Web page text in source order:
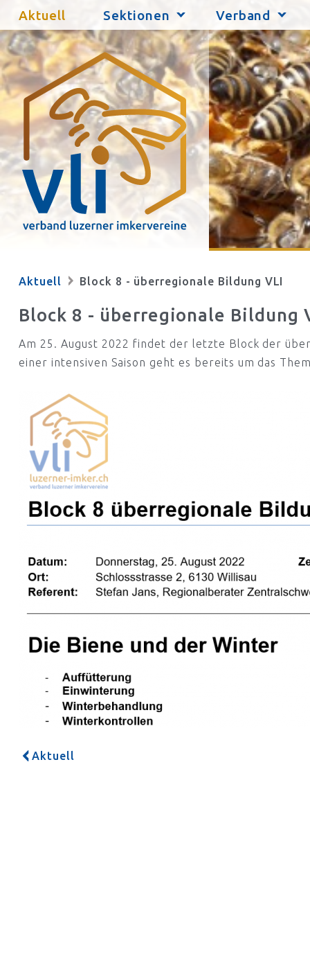
Aktuell Sektionen Verband
Aktuell Block 8 - überregionale Bildung VLI
Block 8 - überregionale Bildung
Am 25. August 2022 findet der letzte Block der
einer intensiven Saison geht es bereits um das
Aktuell